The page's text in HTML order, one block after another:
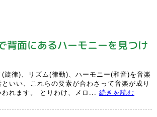
背面にあるハーモニーを見つけ
(旋律)、リズム(律動)、ハーモニー(和音)を音楽
いい、これらの要素が合わさって音楽が成り
われます。 とりわけ、メロ... 続きを読む